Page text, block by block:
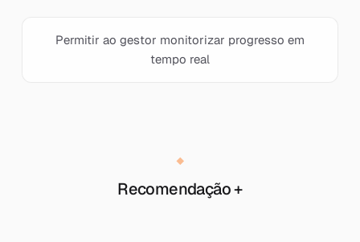
Permitir ao gestor monitorizar progresso em
tempo real
Recomendação +